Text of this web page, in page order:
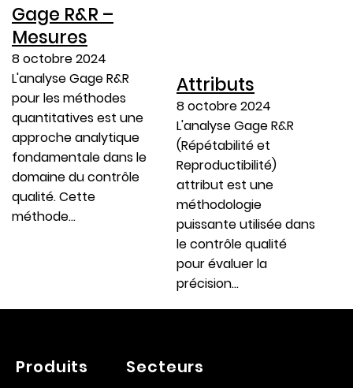
Gage R&R –
Mesures
8 octobre 2024
L'analyse Gage R&R
pour les méthodes
quantitatives est une
approche analytique
fondamentale dans le
domaine du contrôle
qualité. Cette
méthode…
Attributs
8 octobre 2024
L'analyse Gage R&R
(Répétabilité et
Reproductibilité)
attribut est une
méthodologie
puissante utilisée dans
le contrôle qualité
pour évaluer la
précision…
Produits Secteurs